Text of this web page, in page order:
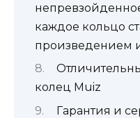
каждое кольцо
произведением
колец Muiz
Гарантия и